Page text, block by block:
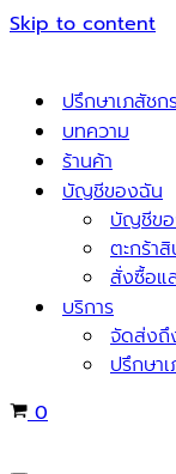
Skip to content
ปรึกษาเภสัช
บทความ
ร้านค้า
บัญชีของฉัน
บัญชีข
ตะกร้า
สั่งซื้อแ
บริการ
จัดส่งถึ
ปรึกษา
Cart
0